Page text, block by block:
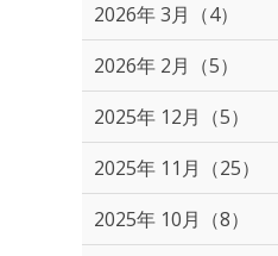
2026年 3月（4）
2026年 2月（5）
2025年 12月（5）
2025年 11月（25）
2025年 10月（8）